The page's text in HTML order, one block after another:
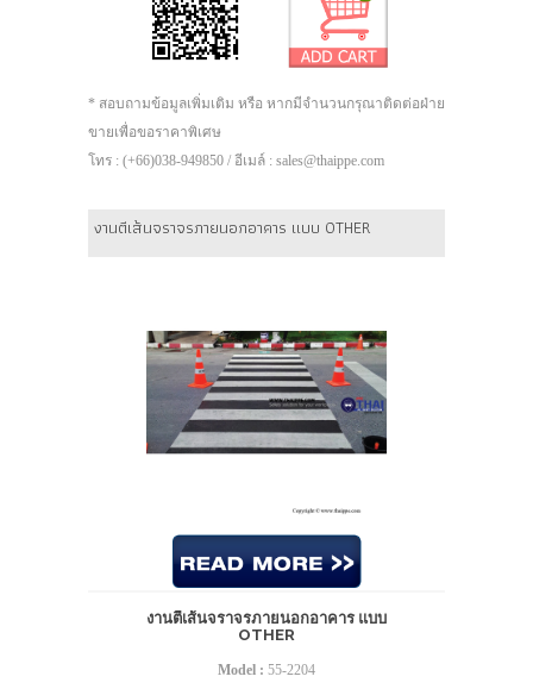
* สอบถามข้อมูลเพิ่มเติม หรือ หากมีจำนวนกรุณาติดต่อฝ่าย
ขายเพื่อขอราคาพิเศษ
โทร : (+66)038-949850 / อีเมล์ : sales@thaippe.com
งานตีเส้นจราจรภายนอกอาคาร แบบ OTHER
งานตีเส้นจราจรภายนอกอาคาร แบบ
OTHER
Model : 55-2204